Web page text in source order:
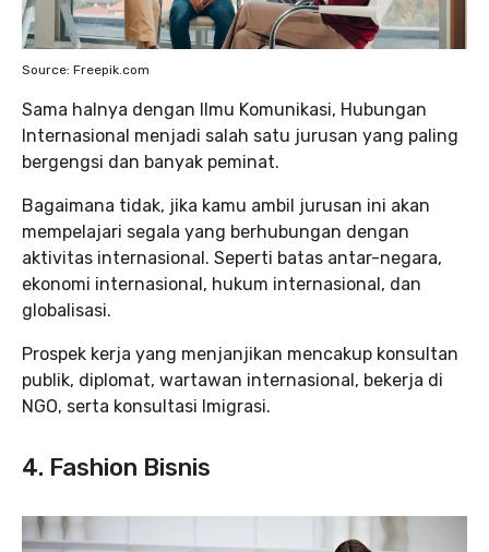
Source: Freepik.com
Sama halnya dengan Ilmu Komunikasi, Hubungan
Internasional menjadi salah satu jurusan yang paling
bergengsi dan banyak peminat.
Bagaimana tidak, jika kamu ambil jurusan ini akan
mempelajari segala yang berhubungan dengan
aktivitas internasional. Seperti batas antar-negara,
ekonomi internasional, hukum internasional, dan
globalisasi.
Prospek kerja yang menjanjikan mencakup konsultan
publik, diplomat, wartawan internasional, bekerja di
NGO, serta konsultasi Imigrasi.
4. Fashion Bisnis